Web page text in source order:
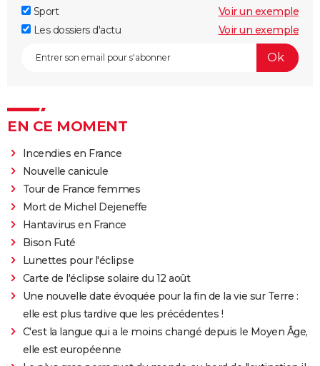
Sport
Voir un exemple
Les dossiers d'actu
Voir un exemple
EN CE MOMENT
Incendies en France
Nouvelle canicule
Tour de France femmes
Mort de Michel Dejeneffe
Hantavirus en France
Bison Futé
Lunettes pour l'éclipse
Carte de l'éclipse solaire du 12 août
Une nouvelle date évoquée pour la fin de la vie sur Terre :
elle est plus tardive que les précédentes !
C'est la langue qui a le moins changé depuis le Moyen Âge,
elle est européenne